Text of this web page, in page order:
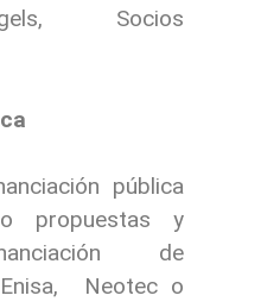
Socios
pública
propuestas y
de
Neotec o